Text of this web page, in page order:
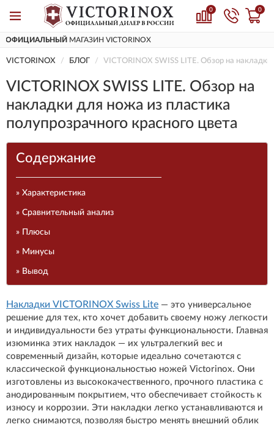
0 0
ДОСТАВИМ
VICTORINOX БЛОГ VICTORINOX SWISS LITE. Обзор на
VICTORINOX SWISS LITE. Обзор на
накладки для ножа из пластика
полупрозрачного красного цвета
Содержание
» Характеристика
» Сравнительный анализ
» Плюсы
» Минусы
» Вывод
Накладки VICTORINOX Swiss Lite — это универсальное
решение для тех, кто хочет добавить своему ножу легкости
и индивидуальности без утраты функциональности. Главная
изюминка этих накладок — их ультралегкий вес и
современный дизайн, которые идеально сочетаются с
классической функциональностью ножей Victorinox. Они
изготовлены из высококачественного, прочного пластика с
анодированным покрытием, что обеспечивает стойкость к
износу и коррозии. Эти накладки легко устанавливаются и
легко снимаются, позволяя быстро менять внешний облик